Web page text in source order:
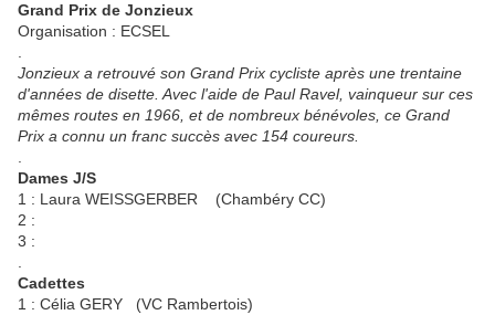
Grand Prix de Jonzieux
Organisation : ECSEL
Jonzieux a retrouvé son Grand Prix cycliste après une trentaine
d'années de disette. Avec l'aide de Paul Ravel, vainqueur sur ces
mêmes routes en 1966, et de nombreux bénévoles, ce Grand
Prix a connu un franc succès avec 154 coureurs.
Dames J/S
1 : Laura WEISSGERBER (Chambéry CC)
2 :
3 :
Cadettes
1 : Célia GERY (VC Rambertois)